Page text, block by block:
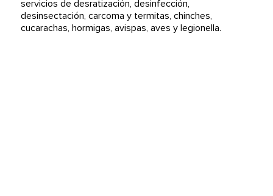
servicios de desratización, desinfección,
desinsectación, carcoma y termitas, chinches,
cucarachas, hormigas, avispas, aves y legionella.